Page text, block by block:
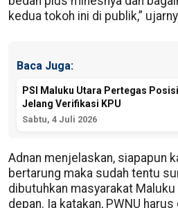
kedua tokoh ini di publik,”
Baca Juga:
PSI Maluku Utara Pertegas
Jelang Verifikasi KPU
Sabtu, 4 Juli 2026
Adnan menjelaskan, siapapun
bertarung maka sudah tentu
dibutuhkan masyarakat Maluku
depan. Ia katakan, PWNU